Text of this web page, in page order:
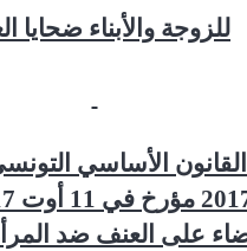
للزوجة والأبناء ضحايا
على العنف ضد